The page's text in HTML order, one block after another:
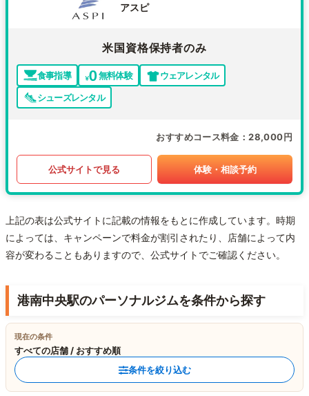
アスピ
米国資格保持者のみ
食事指導 無料体験
ウェアレンタル
シューズレンタル
おすすめコース料金 28,000円
公式サイトで見る 体験・相談予約
上記の表は公式サイトに記載の情報をもとに作成しています。時期
によっては、キャンペーンで料金が割引されたり、店舗によって内
容が変わることもありますので、公式サイトでご確認ください。
港南中央駅のパーソナルジムを条件から探す
現在の条件
すべての店舗 / おすすめ順
条件を絞り込む